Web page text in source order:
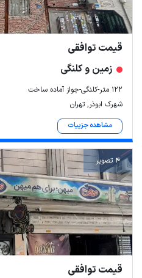
قیمت توافقی
زمین و کلنگی
۱۲۲ متر-کلنگی-جواز آماده ساخت
شهرک ابوذر, تهران
مشاهده جزییات
4 تصویر
قیمت توافقی